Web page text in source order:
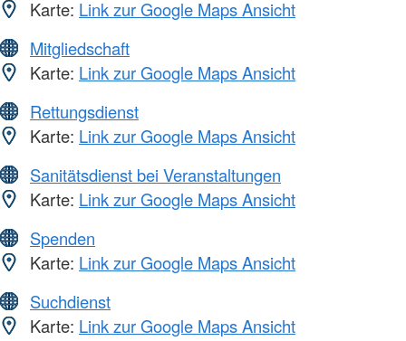
Karte: Link zur Google Maps Ansicht
Mitgliedschaft
Karte: Link zur Google Maps Ansicht
Rettungsdienst
Karte: Link zur Google Maps Ansicht
Sanitätsdienst bei Veranstaltungen
Karte: Link zur Google Maps Ansicht
Spenden
Karte: Link zur Google Maps Ansicht
Suchdienst
Karte: Link zur Google Maps Ansicht